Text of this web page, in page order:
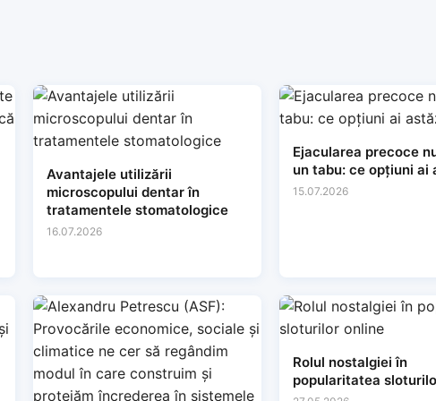
Avantajele utilizării
microscopului dentar în
tratamentele stomatologice
16.07.2026
Ejacularea precoce
un tabu: ce opțiuni ai
15.07.2026
Rolul nostalgiei în
popularitatea